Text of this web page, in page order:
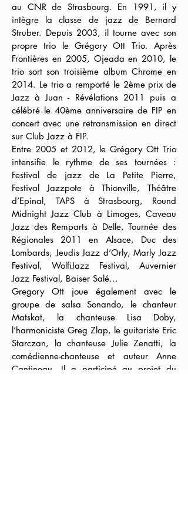
au CNR de Strasbourg. En 1991, il y
intègre la classe de jazz de Bernard
Struber. Depuis 2003, il tourne avec son
propre trio le Grégory Ott Trio. Après
Frontières en 2005, Ojeada en 2010, le
trio sort son troisième album Chrome en
2014. Le trio a remporté le 2ème prix de
Jazz à Juan - Révélations 2011 puis a
célébré le 40ème anniversaire de FIP en
concert avec une retransmission en direct
sur Club Jazz à FIP.
Entre 2005 et 2012, le Grégory Ott Trio
intensifie le rythme de ses tournées :
Festival de jazz de La Petite Pierre,
Festival Jazzpote à Thionville, Théâtre
d’Epinal, TAPS à Strasbourg, Round
Midnight Jazz Club à Limoges, Caveau
Jazz des Remparts à Delle, Tournée des
Régionales 2011 en Alsace, Duc des
Lombards, Jeudis Jazz d’Orly, Marly Jazz
Festival, WolfiJazz Festival, Auvernier
Jazz Festival, Baiser Salé...
Gregory Ott joue également avec le
groupe de salsa Sonando, le chanteur
Matskat, la chanteuse Lisa Doby,
l’harmoniciste Greg Zlap, le guitariste Eric
Starczan, la chanteuse Julie Zenatti, la
comédienne-chanteuse et auteur Anne
Cantineau. Il a participé au projet du